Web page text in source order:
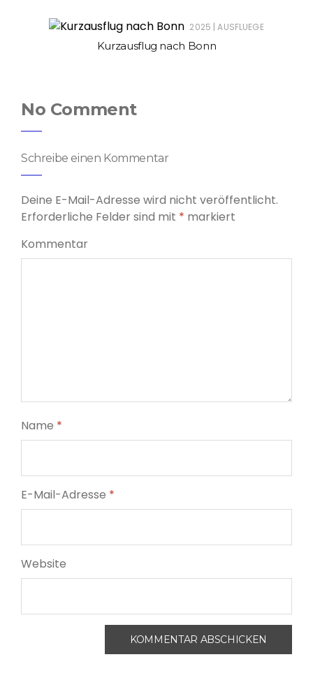
2025 | AUSFLUEGE
Kurzausflug nach Bonn
No Comment
Schreibe einen Kommentar
Deine E-Mail-Adresse wird nicht veröffentlicht.
Erforderliche Felder sind mit * markiert
Kommentar
Name *
E-Mail-Adresse *
Website